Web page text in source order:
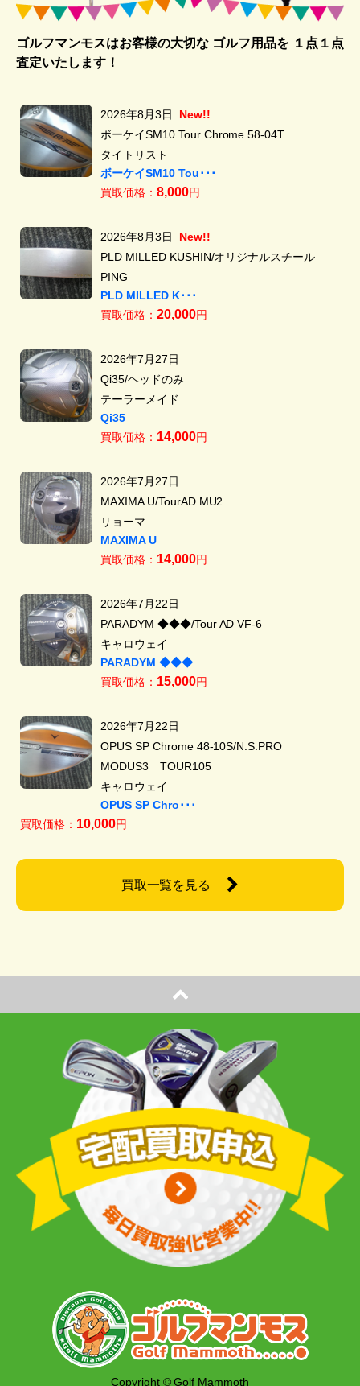
ゴルフマンモスはお客様の大切な ゴルフ用品を１点１点
査定いたします！
2026年8月3日
New!!
ボーケイSM10 Tour Chrome 58-04T
タイトリスト
ボーケイSM10 Tou･･･
買取価格： 8,000円
2026年8月3日
New!!
PLD MILLED KUSHIN/オリジナルスチール
PING
PLD MILLED K･･･
買取価格： 20,000円
2026年7月27日
Qi35/ヘッドのみ
テーラーメイド
Qi35
買取価格： 14,000円
2026年7月27日
MAXIMA U/TourAD MU2
リョーマ
MAXIMA U
買取価格： 14,000円
2026年7月22日
PARADYM ◆◆◆/Tour AD VF-6
キャロウェイ
PARADYM ◆◆◆
買取価格： 15,000円
2026年7月22日
OPUS SP Chrome 48-10S/N.S.PRO
MODUS3 TOUR105
キャロウェイ
OPUS SP Chro･･･
買取価格： 10,000円
買取一覧を見る
Copyright © Golf Mammoth